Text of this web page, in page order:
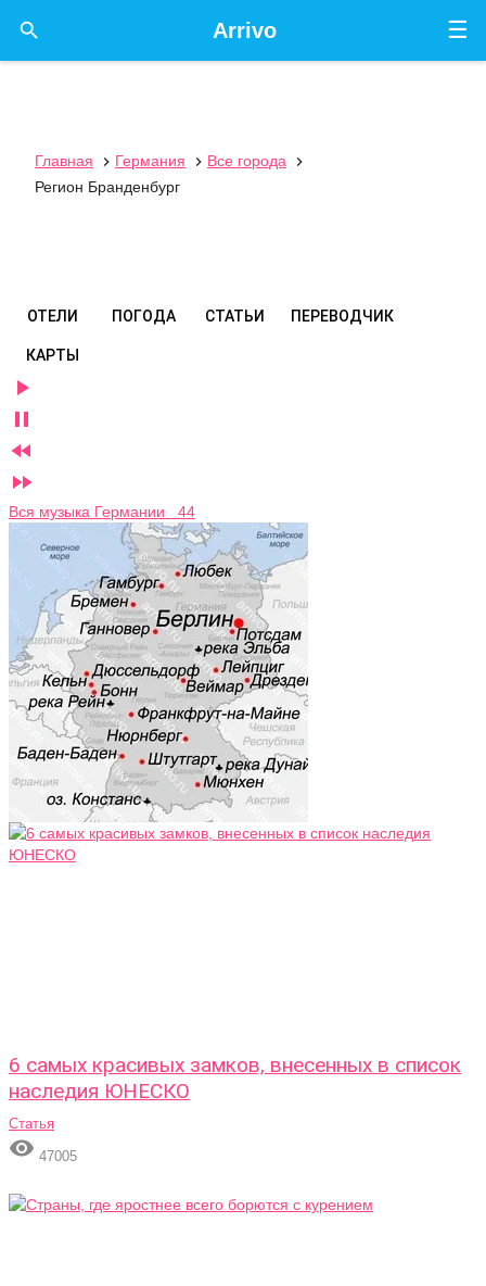
☰
Arrivo

Главная  Германия  Все города

Регион Бранденбург
ОТЕЛИ ПОГОДА СТАТЬИ ПЕРЕВОДЧИК
КАРТЫ




Вся музыка Германии 44
6 самых красивых замков, внесенных в список
наследия ЮНЕСКО
Статья
 47005